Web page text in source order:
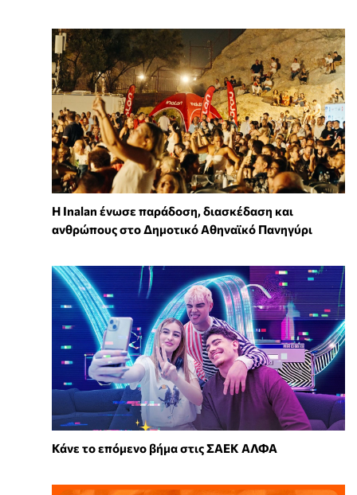
Η Inalan ένωσε παράδοση, διασκέδαση και
ανθρώπους στο Δημοτικό Αθηναϊκό Πανηγύρι
Κάνε το επόμενο βήμα στις ΣΑΕΚ ΑΛΦΑ